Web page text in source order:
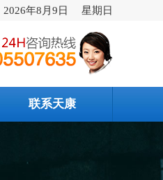
2026年8月9日 星期日
联系天康